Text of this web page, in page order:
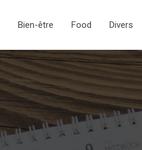
Bien-être Food Divers